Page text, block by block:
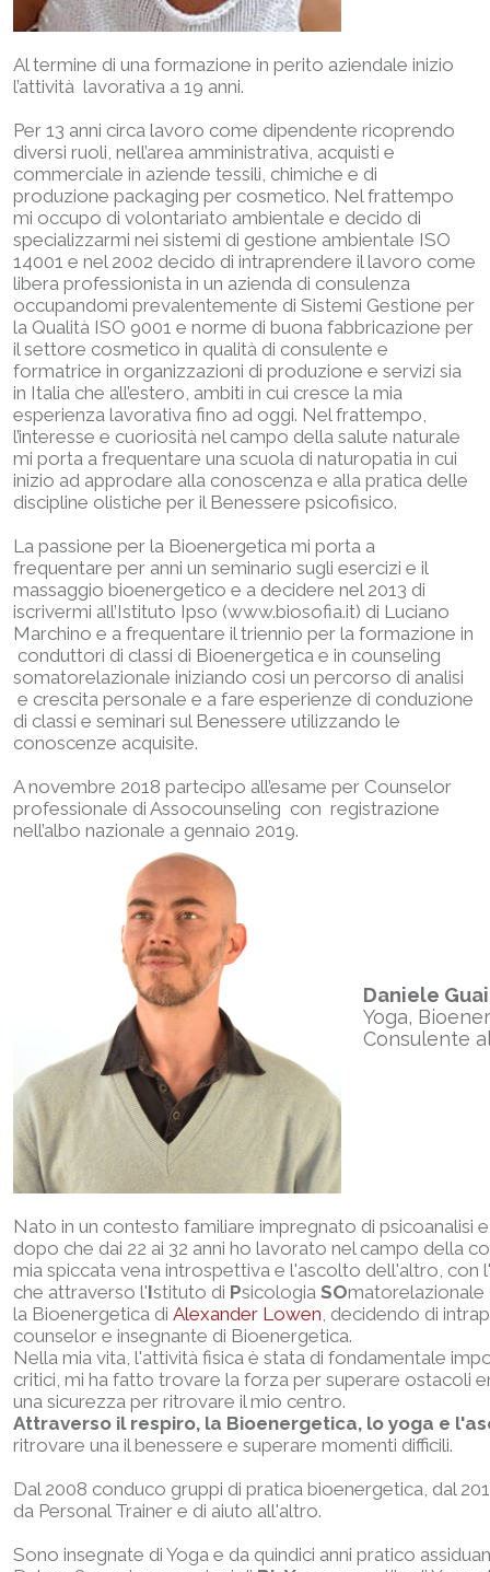
Al termine di una formazione in perito aziendale inizio
l’attività lavorativa a 19 anni.
Per 13 anni circa lavoro come dipendente ricoprendo
diversi ruoli, nell’area amministrativa, acquisti e
commerciale in aziende tessili, chimiche e di
produzione packaging per cosmetico. Nel frattempo
mi occupo di volontariato ambientale e decido di
specializzarmi nei sistemi di gestione ambientale ISO
14001 e nel 2002 decido di intraprendere il lavoro come
libera professionista in un azienda di consulenza
occupandomi prevalentemente di Sistemi Gestione per
la Qualità ISO 9001 e norme di buona fabbricazione per
il settore cosmetico in qualità di consulente e
formatrice in organizzazioni di produzione e servizi sia
in Italia che all’estero, ambiti in cui cresce la mia
esperienza lavorativa fino ad oggi. Nel frattempo,
l’interesse e cuoriosità nel campo della salute naturale
mi porta a frequentare una scuola di naturopatia in cui
inizio ad approdare alla conoscenza e alla pratica delle
discipline olistiche per il Benessere psicofisico.
La passione per la Bioenergetica mi porta a
frequentare per anni un seminario sugli esercizi e il
massaggio bioenergetico e a decidere nel 2013 di
iscrivermi all’Istituto Ipso (www.biosofia.it) di Luciano
Marchino e a frequentare il triennio per la formazione in
conduttori di classi di Bioenergetica e in counseling
somatorelazionale iniziando cosi un percorso di analisi
e crescita personale e a fare esperienze di conduzione
di classi e seminari sul Benessere utilizzando le
conoscenze acquisite.
A novembre 2018 partecipo all’esame per Counselor
professionale di Assocounseling con registrazione
nell’albo nazionale a gennaio 2019.
Daniele
Yoga,
Consulente
Nato in un contesto familiare impregnato di psicoanalisi
dopo che dai 22 ai 32 anni ho lavorato nel campo della
mia spiccata vena introspettiva e l'ascolto dell'altro,
che attraverso l'Istituto di Psicologia SOmatorelazionale
la Bioenergetica di Alexander Lowen, decidendo di
counselor e insegnante di Bioenergetica.
Nella mia vita, l'attività fisica è stata di fondamentale
critici, mi ha fatto trovare la forza per superare ostacoli
una sicurezza per ritrovare il mio centro.
Attraverso il respiro, la Bioenergetica, lo yoga e
ritrovare una il benessere e superare momenti difficili.
Dal 2008 conduco gruppi di pratica bioenergetica, dal
da Personal Trainer e di aiuto all'altro.
Sono insegnate di Yoga e da quindici anni pratico